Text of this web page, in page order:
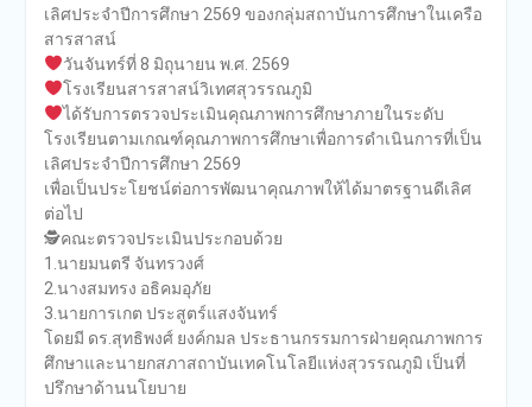
เลิศประจำปีการศึกษา 2569 ของกลุ่มสถาบันการศึกษาในเครือ
สารสาสน์
วันจันทร์ที่ 8 มิถุนายน พ.ศ. 2569
โรงเรียนสารสาสน์วิเทศสุวรรณภูมิ
ได้รับการตรวจประเมินคุณภาพการศึกษาภายในระดับ
โรงเรียนตามเกณฑ์คุณภาพการศึกษาเพื่อการดำเนินการที่เป็น
เลิศประจำปีการศึกษา 2569
เพื่อเป็นประโยชน์ต่อการพัฒนาคุณภาพให้ได้มาตรฐานดีเลิศ
ต่อไป
🕵️คณะตรวจประเมินประกอบด้วย
1.นายมนตรี จันทรวงศ์
2.นางสมทรง อธิคมอุภัย
3.นายการเกต ประสูตร์แสงจันทร์
โดยมี ดร.สุทธิพงศ์ ยงค์กมล ประธานกรรมการฝ่ายคุณภาพการ
ศึกษาและนายกสภาสถาบันเทคโนโลยีแห่งสุวรรณภูมิ เป็นที่
ปรึกษาด้านนโยบาย